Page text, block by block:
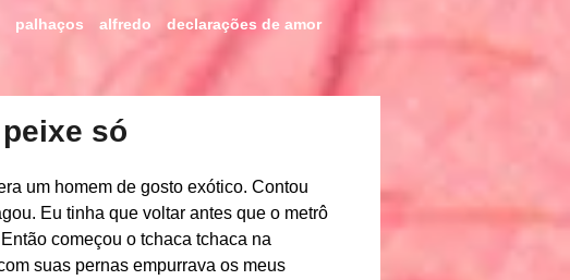
palhaços alfredo
declarações de amor
só
um homem de gosto exótico. Contou
Eu tinha que voltar antes que o metrô
começou o tchaca tchaca na
suas pernas empurrava os meus